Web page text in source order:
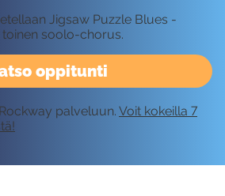
oppitunti
Jigsaw Puzzle Blues -
toinen soolo-chorus.
palveluun. Voit kokeilla 7